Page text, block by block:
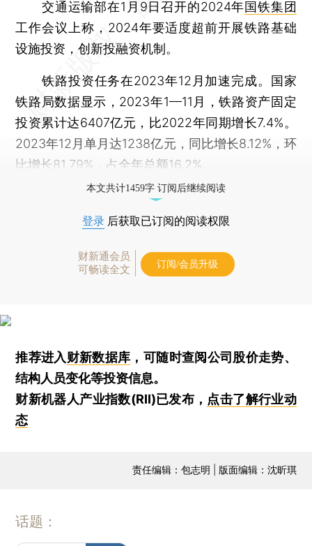
交通运输部在1月9日召开的2024年国铁集团
工作会议上称，2024年要适度超前开展铁路基础
设施投资，创新投融资机制。
铁路投资任务在2023年12月加速完成。国家
铁路局数据显示，2023年1—11月，铁路资产固定
投资累计达6407亿元，比2022年同期增长7.4%。
2023年12月单月达1238亿元，同比增长8.12%，环
比增长81.79%，占全年总额16.2%。
本文共计1459字 订阅后继续阅读
登录 后获取已订阅的阅读权限
财新通会员
可畅读全文
订阅/会员升级
推荐进入财新数据库 ，可随时查阅公司股价走势、
结构人员变化等投资信息。
财新机器人产业指数(RII)已发布， 点击了解行业动
态
责任编辑：包志明 | 版面编辑：沈昕琪
话题：